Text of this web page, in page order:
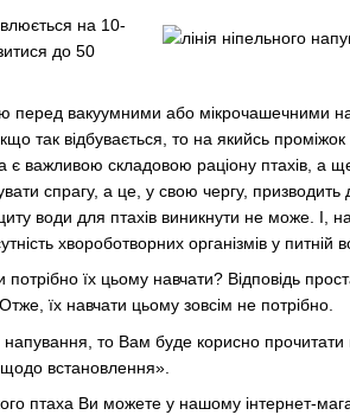
на 10-
до 50
перед вакуумними або мікрочашечними
так відбувається, то на якийсь
є важливою складовою раціону птахів, а
спрагу, а це, у свою чергу,
води для птахів виникнути не може. І, на
хвороботворних організмів у питній
їх цьому навчати? Відповідь
їх навчати цьому зовсім не потрібно.
то Вам буде корисно
встановлення».
птаха Ви можете у нашому інтернет-